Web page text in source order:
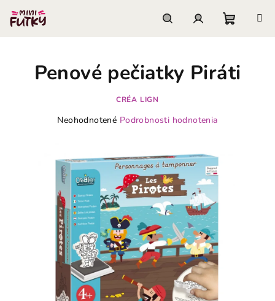
obsah
košík
Penové pečiatky Piráti
CRÉA LIGN
Priemerné
je
0,0
5
hviezdičiek.
Neohodnotené Podrobnosti hodnotenia